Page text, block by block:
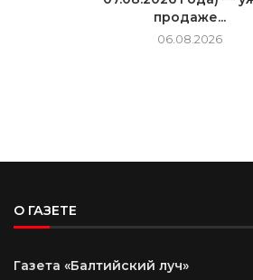
продаже...
06.08.2026
О ГАЗЕТЕ
Газета «Балтийский луч»